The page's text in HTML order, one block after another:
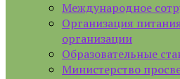
Международное
Организация
организации
Образовательные
Министерство